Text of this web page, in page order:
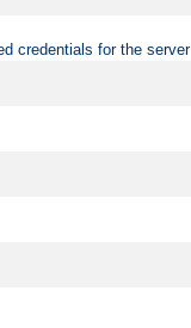
credentials for the server